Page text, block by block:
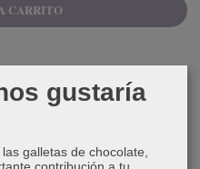
CARRITO
gustaría
galletas de chocolate,